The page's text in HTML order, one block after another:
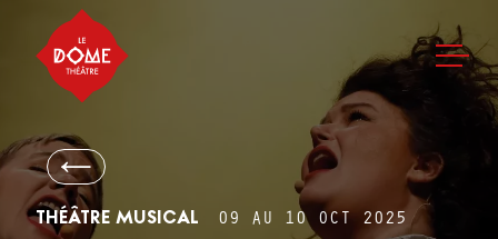
THÉÂTRE MUSICAL 09 AU 10 OCT 2025